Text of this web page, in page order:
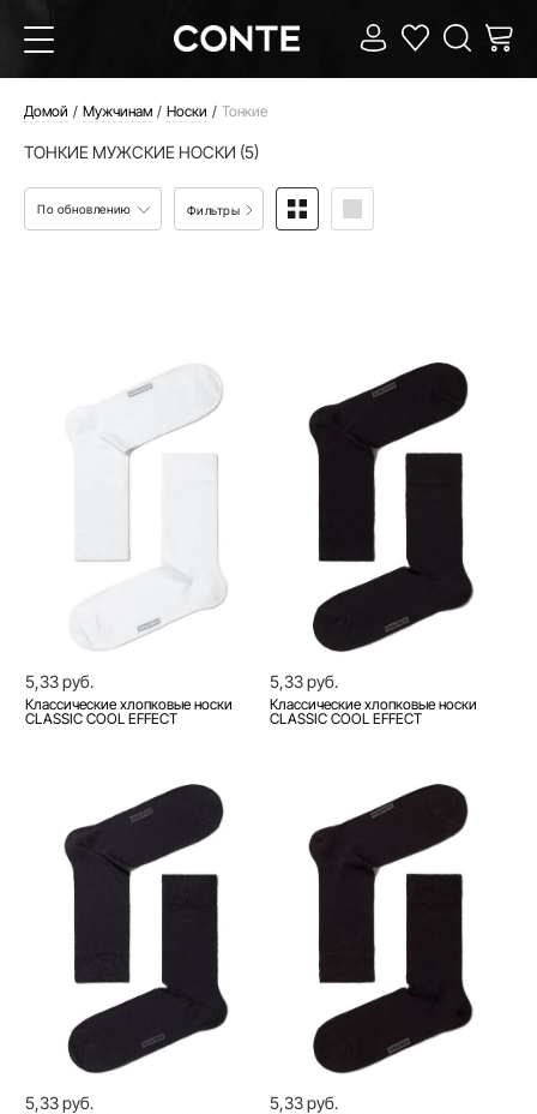
Домой Мужчинам Носки Тонкие
ТОНКИЕ МУЖСКИЕ НОСКИ (5)
По обновлению Фильтры
5,33 руб.
Классические хлопковые носки
CLASSIC COOL EFFECT
5,33 руб.
Классические хлопковые носки
CLASSIC COOL EFFECT
5,33 руб. 5,33 руб.